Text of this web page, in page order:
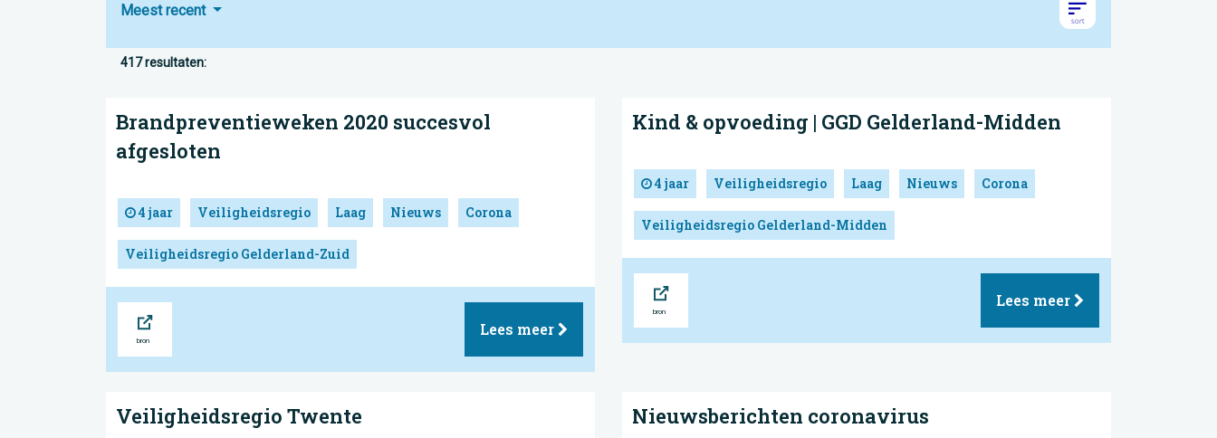
Meest recent
417 resultaten:
Brandpreventieweken 2020 succesvol
afgesloten
4 jaar Veiligheidsregio Laag Nieuws Corona
Veiligheidsregio Gelderland-Zuid
Lees meer
Kind & opvoeding | GGD Gelderland-Midden
4 jaar Veiligheidsregio Laag Nieuws Corona
Veiligheidsregio Gelderland-Midden
Lees meer
Veiligheidsregio Twente Nieuwsberichten coronavirus